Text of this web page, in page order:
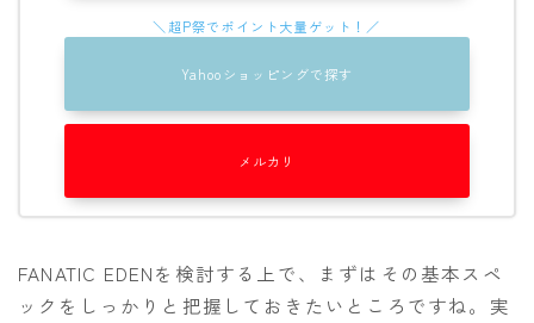
Yahooショッピングで探す
メルカリ
FANATIC EDENを検討する上で、まずはその基本スペ
ックをしっかりと把握しておきたいところですね。実